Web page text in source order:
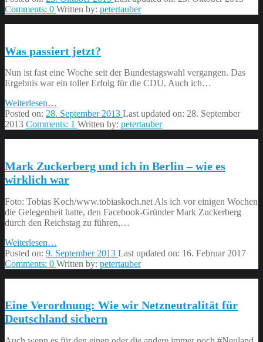
Deutsche
Comments: 0 Written by: petertauber
Was passiert jetzt?
Nun ist fast eine Woche seit der Bundestagswahl vergangen. Das
Ergebnis war ein toller Erfolg für die CDU. Auch ich…
Weiterlesen“Was
passiert
jetzt?”
…
Posted on: 28. September 2013 Last updated on: 28. September
2013 Comments: 1 Written by: petertauber
Mark Zuckerberg und ich in Berlin – wie es
wirklich war
Foto: Tobias Koch/www.tobiaskoch.net Als ich vor einigen Wochen
die Gelegenheit hatte, den Facebook-Gründer Mark Zuckerberg
durch den Reichstag zu führen,…
Weiterlesen
Zuckerberg
und
–
wie
es
wirklich
…
Posted on: 9. September 2013 Last updated on: 16. Februar 2017
Comments: 0 Written by: petertauber
Eine Verordnung: Wie wir Netzneutralität für
Deutschland sichern